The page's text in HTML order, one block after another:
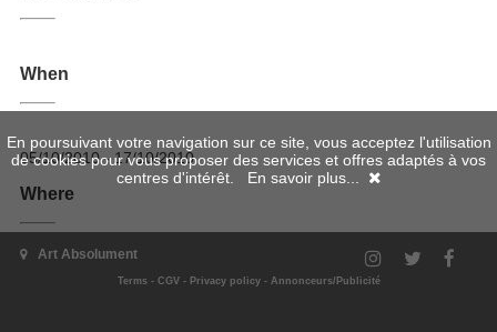
When
05/10/2010 - 17/10/2010
Where
Art Absolument
Terms- CGV- Privacy policy- Annonceurs/Publicité
En poursuivant votre navigation sur ce site, vous acceptez l'utilisation
de cookies pour vous proposer des services et offres adaptés à vos
centres d'intérêt. En savoir plus...